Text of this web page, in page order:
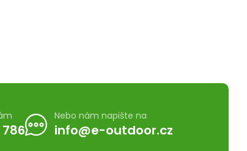
Nebo nám napište na
info@e-outdoor.cz